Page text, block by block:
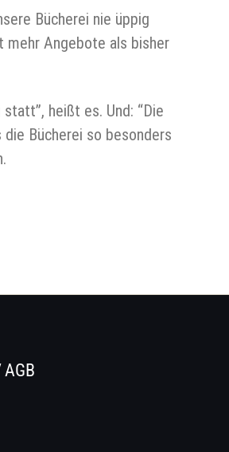
Bücherei nie üppig
mehr Angebote als bisher
heißt es. Und: “Die
Bücherei so besonders